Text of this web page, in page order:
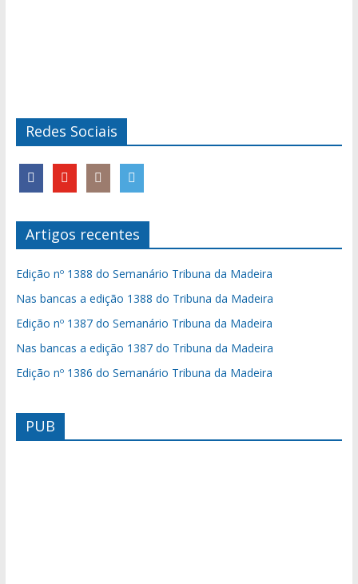
Redes Sociais
Artigos recentes
Edição nº 1388 do Semanário Tribuna da Madeira
Nas bancas a edição 1388 do Tribuna da Madeira
Edição nº 1387 do Semanário Tribuna da Madeira
Nas bancas a edição 1387 do Tribuna da Madeira
Edição nº 1386 do Semanário Tribuna da Madeira
PUB